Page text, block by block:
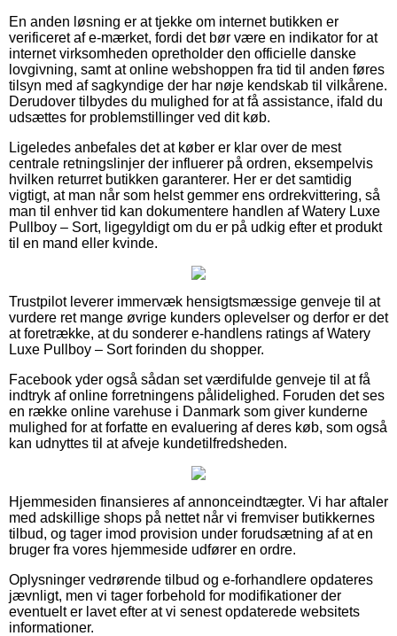
En anden løsning er at tjekke om internet butikken er
verificeret af e-mærket, fordi det bør være en indikator for at
internet virksomheden opretholder den officielle danske
lovgivning, samt at online webshoppen fra tid til anden føres
tilsyn med af sagkyndige der har nøje kendskab til vilkårene.
Derudover tilbydes du mulighed for at få assistance, ifald du
udsættes for problemstillinger ved dit køb.
Ligeledes anbefales det at køber er klar over de mest
centrale retningslinjer der influerer på ordren, eksempelvis
hvilken returret butikken garanterer. Her er det samtidig
vigtigt, at man når som helst gemmer ens ordrekvittering, så
man til enhver tid kan dokumentere handlen af Watery Luxe
Pullboy – Sort, ligegyldigt om du er på udkig efter et produkt
til en mand eller kvinde.
Trustpilot leverer immervæk hensigtsmæssige genveje til at
vurdere ret mange øvrige kunders oplevelser og derfor er det
at foretrække, at du sonderer e-handlens ratings af Watery
Luxe Pullboy – Sort forinden du shopper.
Facebook yder også sådan set værdifulde genveje til at få
indtryk af online forretningens pålidelighed. Foruden det ses
en række online varehuse i Danmark som giver kunderne
mulighed for at forfatte en evaluering af deres køb, som også
kan udnyttes til at afveje kundetilfredsheden.
Hjemmesiden finansieres af annonceindtægter. Vi har aftaler
med adskillige shops på nettet når vi fremviser butikkernes
tilbud, og tager imod provision under forudsætning af at en
bruger fra vores hjemmeside udfører en ordre.
Oplysninger vedrørende tilbud og e-forhandlere opdateres
jævnligt, men vi tager forbehold for modifikationer der
eventuelt er lavet efter at vi senest opdaterede websitets
informationer.